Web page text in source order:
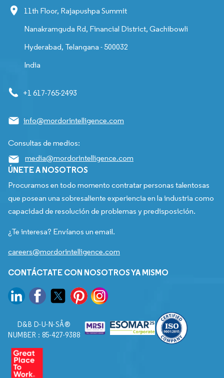
11th Floor, Rajapushpa Summit
Nanakramguda Rd, Financial District, Gachibowli
Hyderabad, Telangana - 500032
India
+1 617-765-2493
info@mordorintelligence.com
Consultas de medios:
media@mordorintelligence.com
ÚNETE A NOSOTROS
Procuramos en todo momento contratar personas talentosas
que posean una sobresaliente experiencia en la industria como
capacidad de resolución de problemas y predisposición.
¿Te interesa? Envíanos un email.
careers@mordorintelligence.com
CONTÁCTATE CON NOSOTROS YA MISMO
D&B D-U-N-SÂ®
NUMBER : 85-427-9388